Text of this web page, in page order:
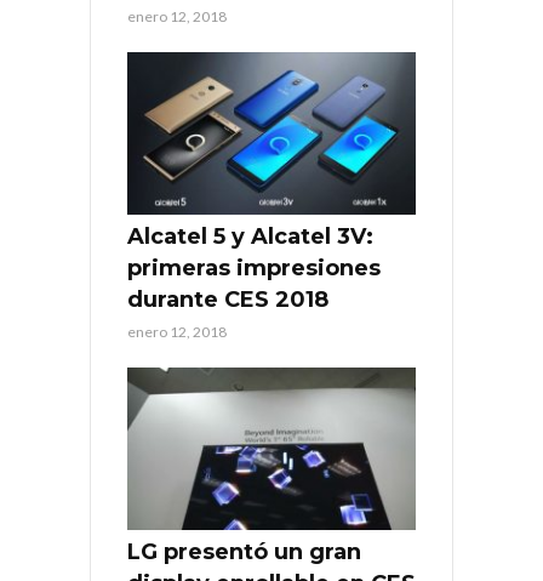
enero 12, 2018
Alcatel 5 y Alcatel 3V:
primeras impresiones
durante CES 2018
enero 12, 2018
LG presentó un gran